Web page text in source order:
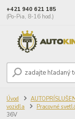
+421 940 621 185
(Po-Pia, 8-16 hod.)
Úvod
vozidla
Pracovné
36V